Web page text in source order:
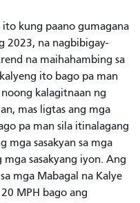
ito kung paano gumagana
2023, na nagbibigay-
na maihahambing sa
ito bago pa man
kalagitnaan ng
mas ligtas ang mga
pa man sila itinalagang
mga sasakyan sa mga
sasakyang iyon. Ang
mga Mabagal na Kalye
MPH bago ang